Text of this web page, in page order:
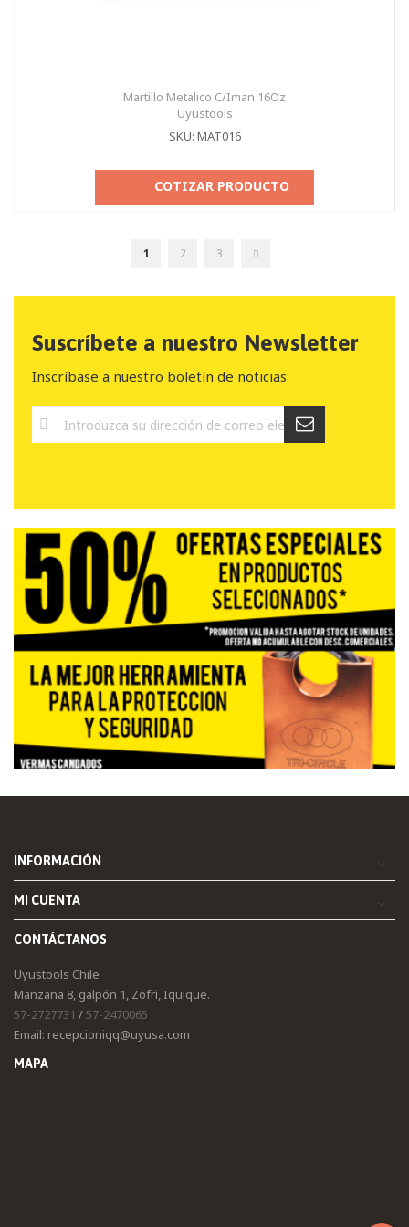
Martillo Metalico C/Iman 16Oz
Uyustools
SKU: MAT016
COTIZAR PRODUCTO
Página
Actualmente
estás
página
1 Página
2 Página
3 Seguir
Suscríbete a nuestro Newsletter
Inscríbase a nuestro boletín de noticias:
INFORMACIÓN
MI CUENTA
CONTÁCTANOS
Uyustools Chile
Manzana 8, galpón 1, Zofri, Iquique.
57-2727731 /57-2470065
Email: recepcioniqq@uyusa.com
MAPA